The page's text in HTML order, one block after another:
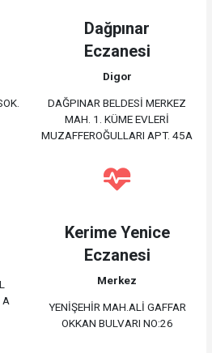
Dağpınar
Eczanesi
Digor
DAĞPINAR BELDESİ MERKEZ
MAH. 1. KÜME EVLERİ
MUZAFFEROĞULLARI APT. 45A
A
Kerime Yenice
Eczanesi
Merkez
YENİŞEHİR MAH.ALİ GAFFAR
OKKAN BULVARI NO:26